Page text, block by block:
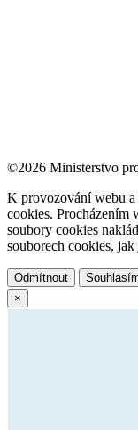
©2026 Ministerstvo
K provozování webu a
cookies. Procházením
soubory cookies
souborech cookies,
Odmítnout
×